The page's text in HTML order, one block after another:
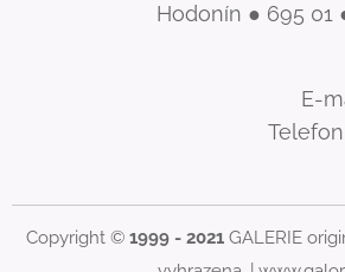
Hodonín ● 695 01
E-
Copyright © 1999 - 2021 GALERIE